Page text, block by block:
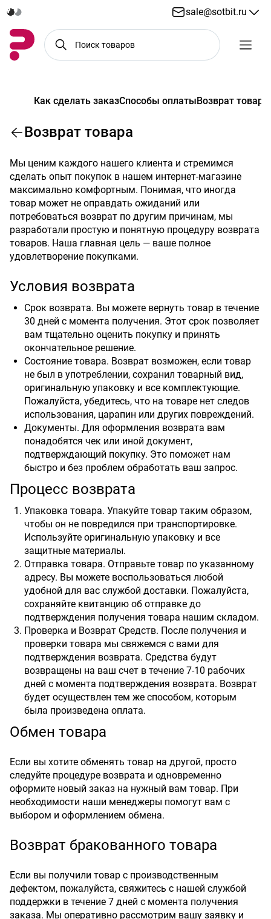
sale@sotbit.ru
Как сделать заказСпособы оплатыВозврат товара
Возврат товара
Мы ценим каждого нашего клиента и стремимся
сделать опыт покупок в нашем интернет-магазине
максимально комфортным. Понимая, что иногда
товар может не оправдать ожиданий или
потребоваться возврат по другим причинам, мы
разработали простую и понятную процедуру возврата
товаров. Наша главная цель — ваше полное
удовлетворение покупками.
Условия возврата
Срок возврата. Вы можете вернуть товар в течение
30 дней с момента получения. Этот срок позволяет
вам тщательно оценить покупку и принять
окончательное решение.
Состояние товара. Возврат возможен, если товар
не был в употреблении, сохранил товарный вид,
оригинальную упаковку и все комплектующие.
Пожалуйста, убедитесь, что на товаре нет следов
использования, царапин или других повреждений.
Документы. Для оформления возврата вам
понадобятся чек или иной документ,
подтверждающий покупку. Это поможет нам
быстро и без проблем обработать ваш запрос.
Процесс возврата
Упаковка товара. Упакуйте товар таким образом,
чтобы он не повредился при транспортировке.
Используйте оригинальную упаковку и все
защитные материалы.
Отправка товара. Отправьте товар по указанному
адресу. Вы можете воспользоваться любой
удобной для вас службой доставки. Пожалуйста,
сохраняйте квитанцию об отправке до
подтверждения получения товара нашим складом.
Проверка и Возврат Средств. После получения и
проверки товара мы свяжемся с вами для
подтверждения возврата. Средства будут
возвращены на ваш счет в течение 7-10 рабочих
дней с момента подтверждения возврата. Возврат
будет осуществлен тем же способом, которым
была произведена оплата.
Обмен товара
Если вы хотите обменять товар на другой, просто
следуйте процедуре возврата и одновременно
оформите новый заказ на нужный вам товар. При
необходимости наши менеджеры помогут вам с
выбором и оформлением обмена.
Возврат бракованного товара
Если вы получили товар с производственным
дефектом, пожалуйста, свяжитесь с нашей службой
поддержки в течение 7 дней с момента получения
заказа. Мы оперативно рассмотрим вашу заявку и